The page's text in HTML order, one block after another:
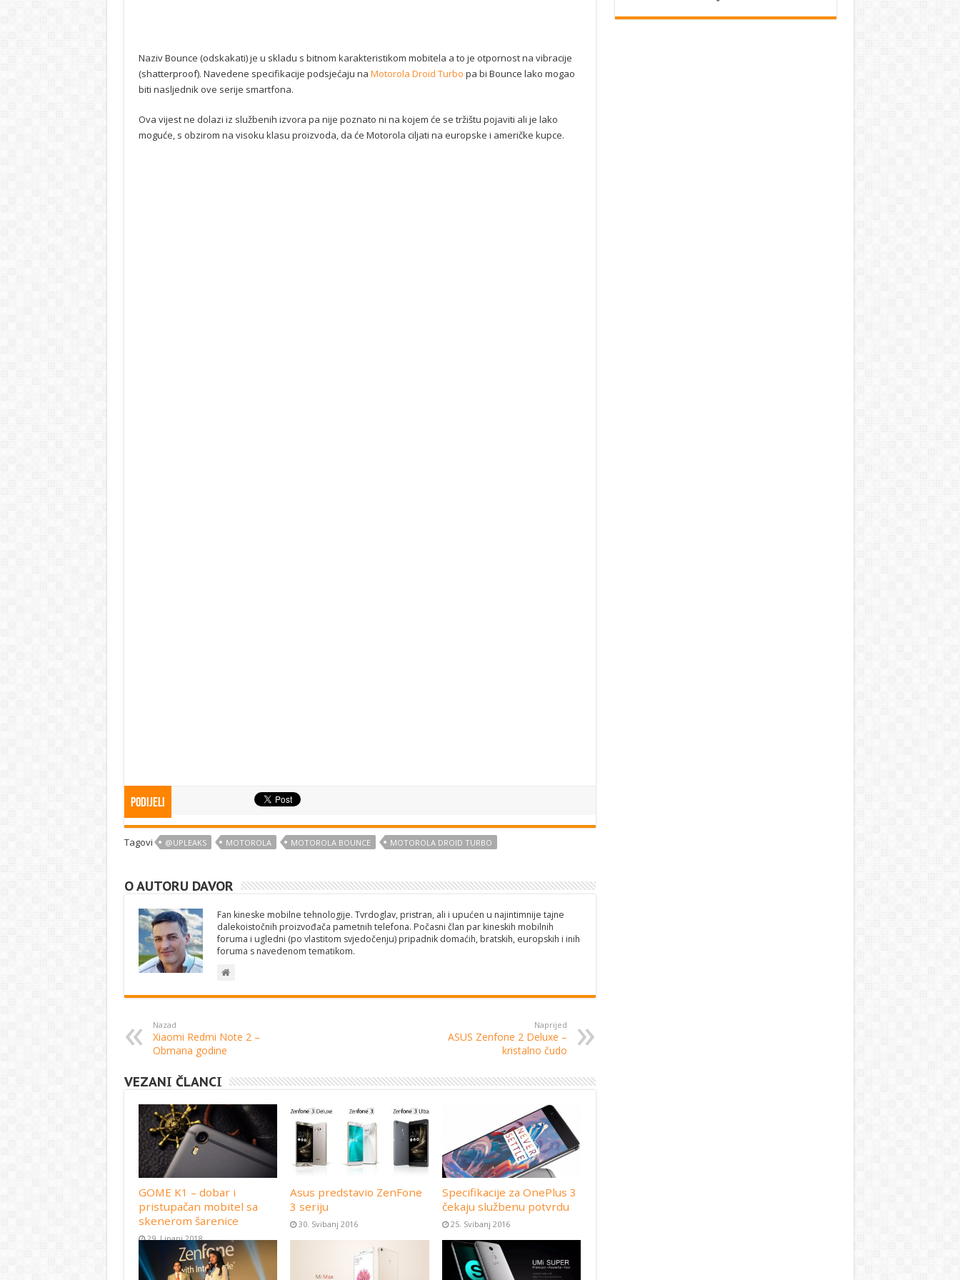
Naziv Bounce (odskakati) je u skladu s bitnom karakteristikom mobitela a to je otpornost na vibracije
(shatterproof). Navedene specifikacije podsjećaju na Motorola Droid Turbo pa bi Bounce lako mogao
biti nasljednik ove serije smartfona.
Ova vijest ne dolazi iz službenih izvora pa nije poznato ni na kojem će se tržištu pojaviti ali je lako
moguće, s obzirom na visoku klasu proizvoda, da će Motorola ciljati na europske i američke kupce.
Podijeli
Tagovi @UPLEAKS MOTOROLA MOTOROLA BOUNCE MOTOROLA DROID TURBO
O AUTORU DAVOR
Fan kineske mobilne tehnologije. Tvrdoglav, pristran, ali i upućen u najintimnije tajne
dalekoistočnih proizvođača pametnih telefona. Počasni član par kineskih mobilnih
foruma i ugledni (po vlastitom svjedočenju) pripadnik domaćih, bratskih, europskih i inih
foruma s navedenom tematikom.
Nazad
Xiaomi Redmi Note 2 –
Obmana godine
Naprijed
ASUS Zenfone 2 Deluxe –
kristalno čudo
VEZANI ČLANCI
GOME K1 – dobar i
pristupačan mobitel sa
skenerom šarenice
29. Lipanj 2018
Asus predstavio ZenFone
3 seriju
30. Svibanj 2016
Specifikacije za OnePlus 3
čekaju službenu potvrdu
25. Svibanj 2016